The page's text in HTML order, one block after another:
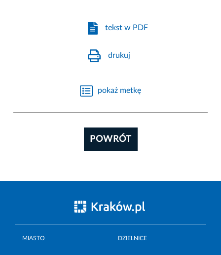
tekst w PDF
drukuj
pokaż metkę
POWRÓT
MIASTO DZIELNICE